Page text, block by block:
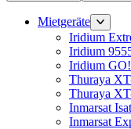
Mietgeräte
Iridium
Iridium
Iridium
Thuraya
Thuraya
Inmarsat
Inmarsat